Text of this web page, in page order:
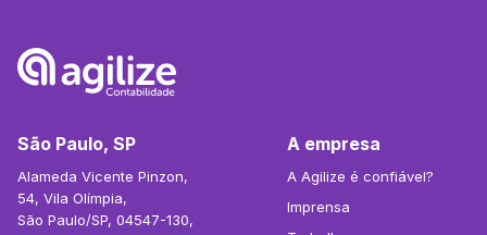
São Paulo, SP
Alameda Vicente Pinzon,
54, Vila Olímpia,
São Paulo/SP, 04547-130,
A empresa
A Agilize é confiável?
Imprensa